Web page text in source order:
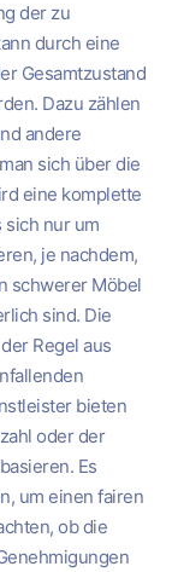
der zu
durch eine
Gesamtzustand
Dazu zählen
andere
sich über die
eine komplette
sich nur um
je nachdem,
schwerer Möbel
sind. Die
Regel aus
bieten
oder der
Es
um einen fairen
ob die